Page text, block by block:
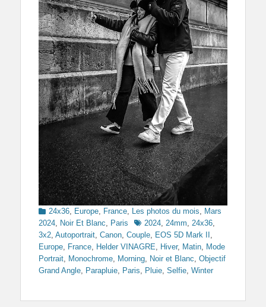
Categories
24x36 Europe France Les photos du mois
Mars
2024
Noir Et Blanc Paris Tags2024 24mm 24x36
3x2 Autoportrait Canon Couple EOS 5D Mark II
Europe
France Helder VINAGRE Hiver, Matin
Mode
Portrait
Monochrome Morning Noir et Blanc Objectif
Grand Angle
Parapluie Paris Pluie Selfie Winter